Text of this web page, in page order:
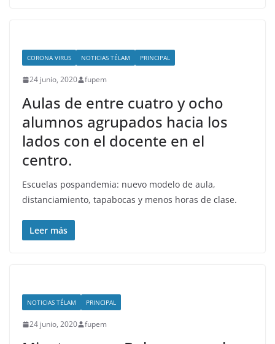
CORONA VIRUS NOTICIAS TÉLAM PRINCIPAL
24 junio, 2020 fupem
Aulas de entre cuatro y ocho
alumnos agrupados hacia los
lados con el docente en el
centro.
Escuelas pospandemia: nuevo modelo de aula,
distanciamiento, tapabocas y menos horas de clase.
Leer más
NOTICIAS TÉLAM PRINCIPAL
24 junio, 2020 fupem